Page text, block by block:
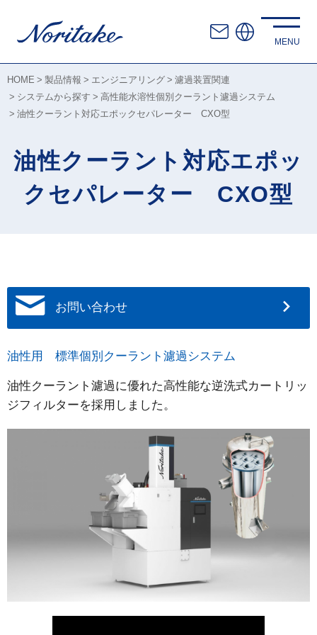
HOME 製品情報 エンジニアリング
濾過装置関連
システムから探す
高性能水溶性個別クーラント濾過システム
油性クーラント対応エポックセパレーター CXO型
油性クーラント対応エポッ
クセパレーター CXO型
お問い合わせ
油性用 標準個別クーラント濾過システム
油性クーラント濾過に優れた高性能な逆洗式カートリッ
ジフィルターを採用しました。